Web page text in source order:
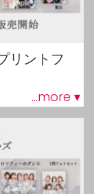
リントフ
...more ▾